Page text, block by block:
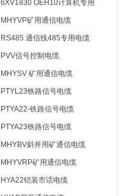
6XV1830 OEH10计算机专用
电缆
MHYVP矿用通信电缆
RS485 通信线485专用电缆
PVV信号控制电缆
MHYSV 矿用通信电缆
PTYL23铁路信号电缆
PTYA22-铁路信号电缆
PTYA23铁路信号电缆
MHYBV斜井用矿通信电缆
MHYVRP矿用通信电缆
HYA22铠装市话电缆